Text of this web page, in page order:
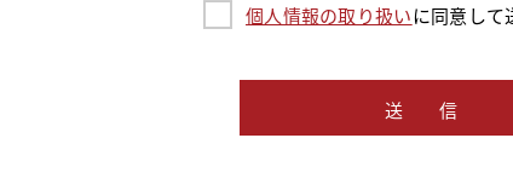
個人情報の取り扱いに同意して